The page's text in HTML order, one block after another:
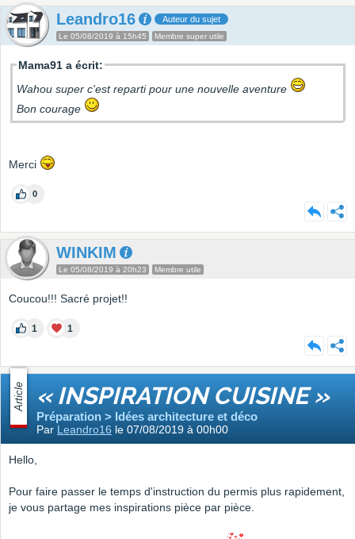
Leandro16 Auteur du sujet
Le 05/08/2019 à 15h45 Membre super utile
Mama91 a écrit:
Wahou super c'est reparti pour une nouvelle aventure
Bon courage
Merci
0
WINKIM
Le 05/08/2019 à 20h23 Membre utile
Coucou!!! Sacré projet!!
1 1
Article « INSPIRATION CUISINE »
Préparation > Idées architecture et déco
Par Leandro16 le 07/08/2019 à 00h00
Hello,
Pour faire passer le temps d'instruction du permis plus rapidement,
je vous partage mes inspirations pièce par pièce.